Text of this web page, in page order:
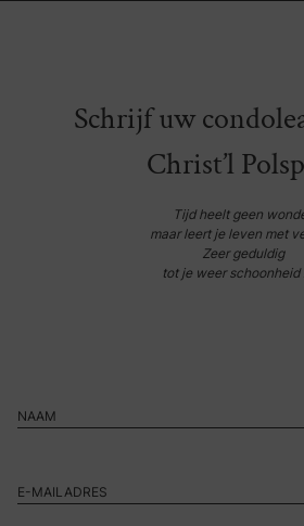
Schrijf uw
Christ’l
Tijd heelt geen
maar leert je leven met
Zeer geduldig
tot je weer schoonheid